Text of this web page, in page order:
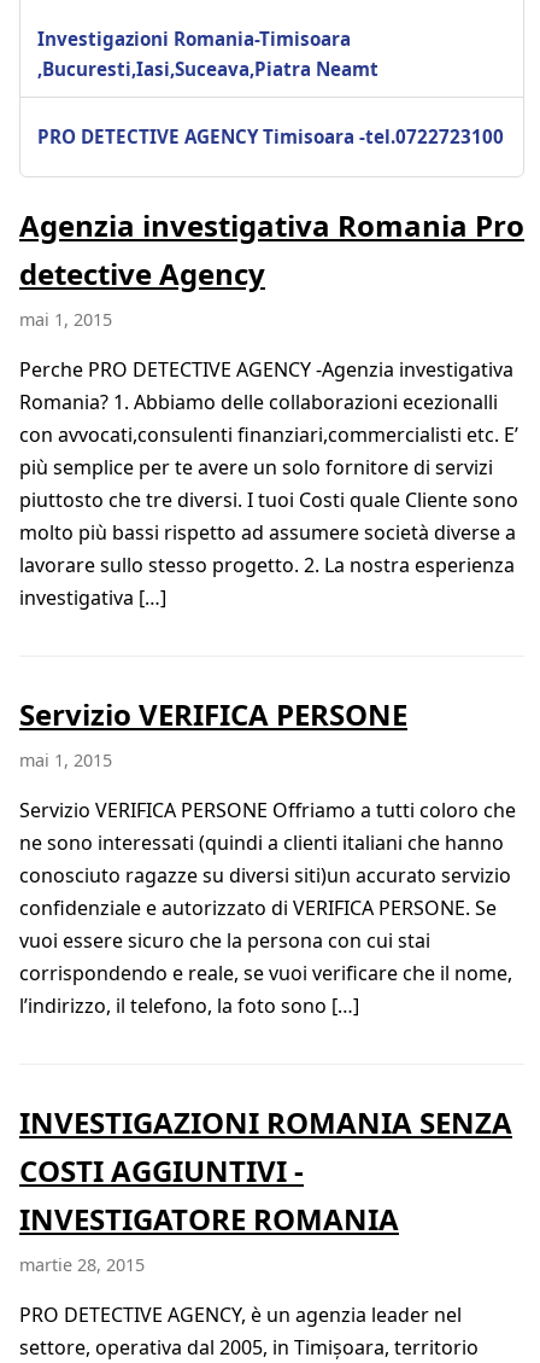
Investigazioni Romania-Timisoara
,Bucuresti,Iasi,Suceava,Piatra Neamt
PRO DETECTIVE AGENCY Timisoara -tel.0722723100
Agenzia investigativa Romania Pro
detective Agency
mai 1, 2015
Perche PRO DETECTIVE AGENCY -Agenzia investigativa
Romania? 1. Abbiamo delle collaborazioni ecezionalli
con avvocati,consulenti finanziari,commercialisti etc. E’
più semplice per te avere un solo fornitore di servizi
piuttosto che tre diversi. I tuoi Costi quale Cliente sono
molto più bassi rispetto ad assumere società diverse a
lavorare sullo stesso progetto. 2. La nostra esperienza
investigativa […]
Servizio VERIFICA PERSONE
mai 1, 2015
Servizio VERIFICA PERSONE Offriamo a tutti coloro che
ne sono interessati (quindi a clienti italiani che hanno
conosciuto ragazze su diversi siti)un accurato servizio
confidenziale e autorizzato di VERIFICA PERSONE. Se
vuoi essere sicuro che la persona con cui stai
corrispondendo e reale, se vuoi verificare che il nome,
l’indirizzo, il telefono, la foto sono […]
INVESTIGAZIONI ROMANIA SENZA
COSTI AGGIUNTIVI -
INVESTIGATORE ROMANIA
martie 28, 2015
PRO DETECTIVE AGENCY, è un agenzia leader nel
settore, operativa dal 2005, in Timișoara, territorio